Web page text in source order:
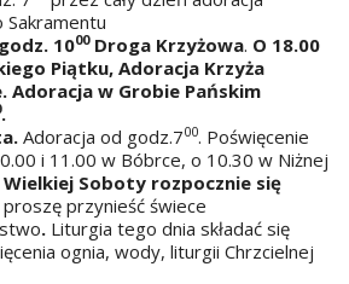
1000Droga Krzyżowa. O 18.00
Piątku, Adoracja Krzyża
Adoracja w Grobie Pańskim
.
Adoracja od godz.700. Poświęcenie
i 11.00 w Bóbrce, o 10.30 w Niżnej
Soboty rozpocznie się
proszę przynieść świece
. Liturgia tego dnia składać się
ognia, wody, liturgii Chrzcielnej